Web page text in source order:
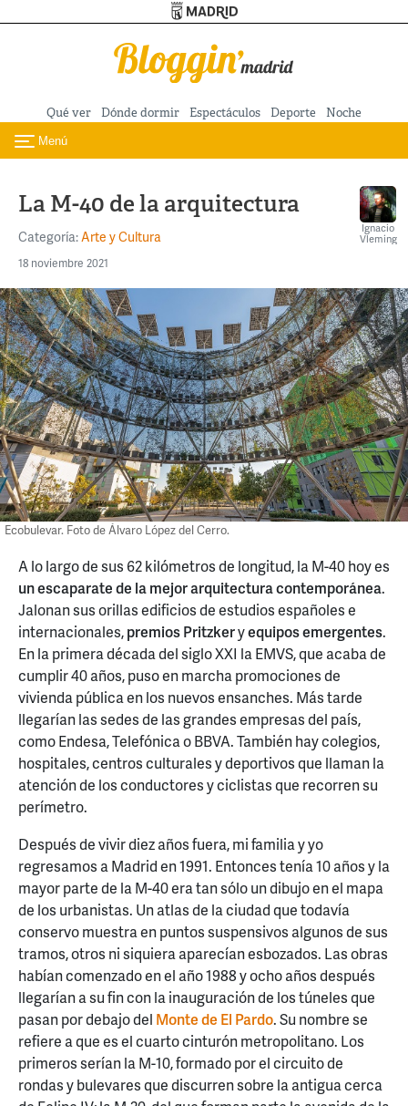
Pasar al contenido principal
Qué ver Dónde dormir Espectáculos Deporte Noche
Toggle navigation
Menú
La M-40 de la arquitectura
Categoría:Arte y Cultura
18 noviembre 2021
Ignacio
Vleming
Ecobulevar. Foto de Álvaro López del Cerro.
A lo largo de sus 62 kilómetros de longitud, la M-40 hoy es
un escaparate de la mejor arquitectura contemporánea.
Jalonan sus orillas edificios de estudios españoles e
internacionales,premios Pritzkeryequipos emergentes.
En la primera década del siglo XXI la EMVS, que acaba de
cumplir 40 años, puso en marcha promociones de
vivienda pública en los nuevos ensanches. Más tarde
llegarían las sedes de las grandes empresas del país,
como Endesa, Telefónica o BBVA. También hay colegios,
hospitales, centros culturales y deportivos que llaman la
atención de los conductores y ciclistas que recorren su
perímetro.
Después de vivir diez años fuera, mi familia y yo
regresamos a Madrid en 1991. Entonces tenía 10 años y la
mayor parte de la M-40 era tan sólo un dibujo en el mapa
de los urbanistas. Un atlas de la ciudad que todavía
conservo muestra en puntos suspensivos algunos de sus
tramos, otros ni siquiera aparecían esbozados. Las obras
habían comenzado en el año 1988 y ocho años después
llegarían a su fin con la inauguración de los túneles que
pasan por debajo del Monte de El Pardo. Su nombre se
refiere a que es el cuarto cinturón metropolitano. Los
primeros serían la M-10, formado por el circuito de
rondas y bulevares que discurren sobre la antigua cerca